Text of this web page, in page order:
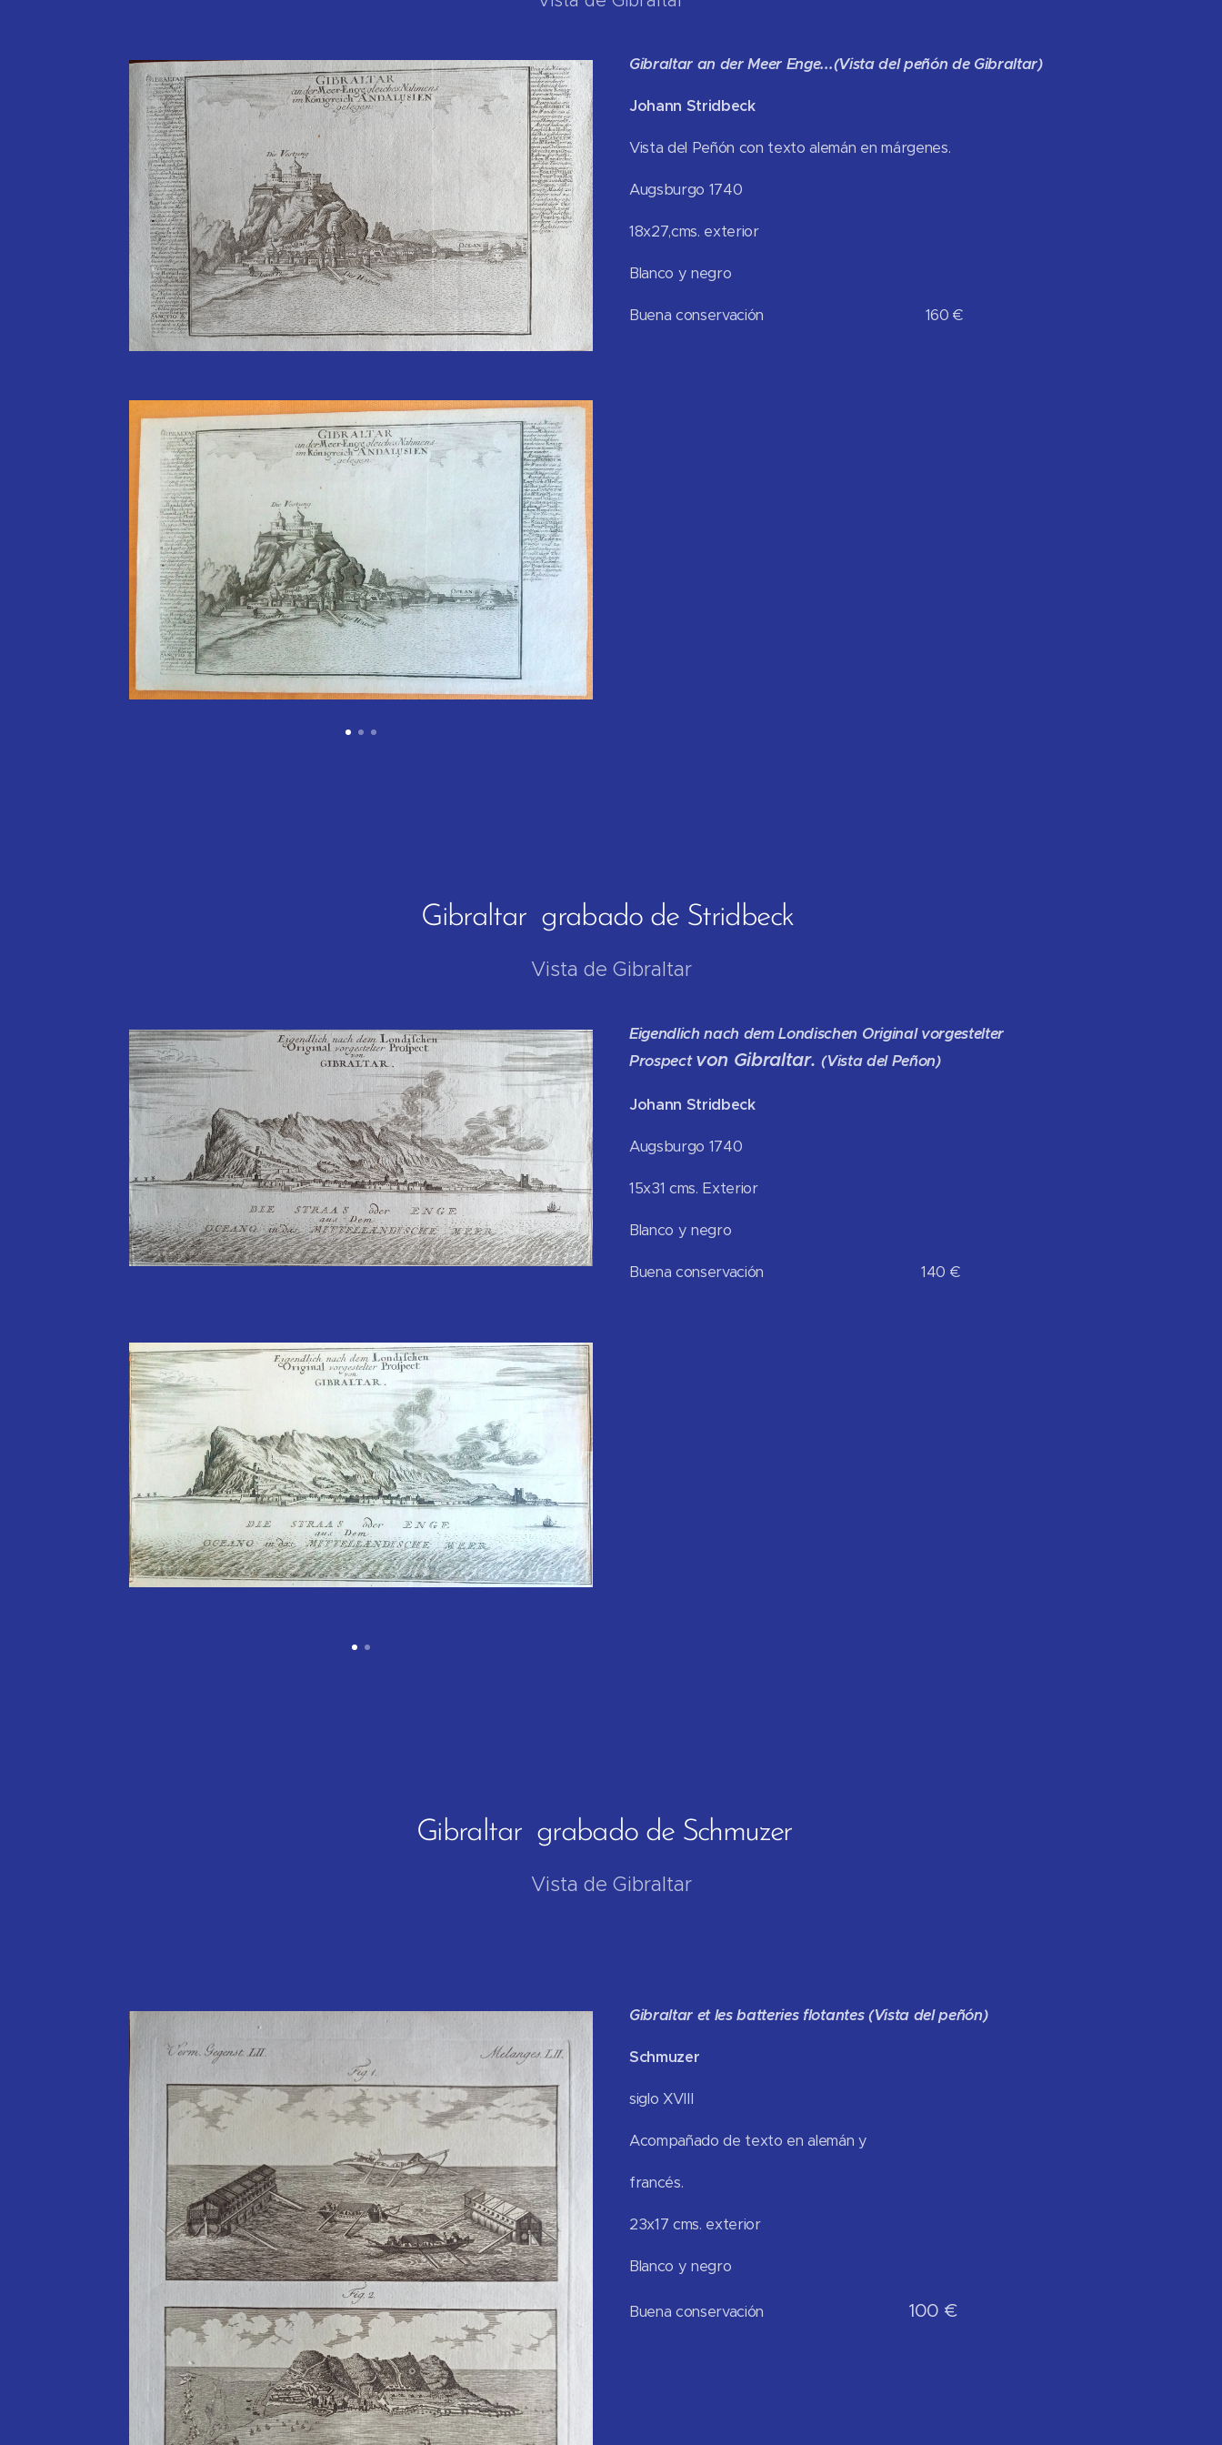
Gibraltar an der Meer Enge...(Vista del peñón de Gibraltar)
Johann Stridbeck
Vista del Peñón con texto alemán en márgenes.
Augsburgo 1740
18x27,cms. exterior
Blanco y negro
Buena conservación 160 €
Gibraltar grabado de Stridbeck
Vista de Gibraltar
Eigendlich nach dem Londischen Original vorgestelter
Prospectvon Gibraltar.(Vista del Peñon)
Johann Stridbeck
Augsburgo 1740
15x31 cms. Exterior
Blanco y negro
Buena conservación 140 €
Gibraltar grabado de Schmuzer
Vista de Gibraltar
Gibraltar et les batteries flotantes (Vista del peñón)
Schmuzer
siglo XVIII
Acompañado de texto en alemán y
francés.
23x17 cms. exterior
Blanco y negro
Buena conservación 100 €